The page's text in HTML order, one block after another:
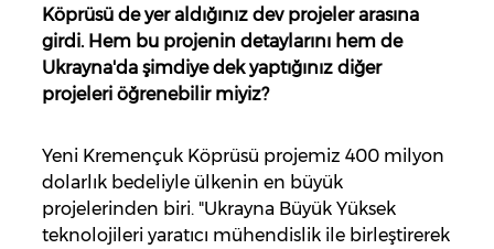
Köprüsü de yer aldığınız dev projeler arasına
girdi. Hem bu projenin detaylarını hem de
Ukrayna'da şimdiye dek yaptığınız diğer
projeleri öğrenebilir miyiz?
Yeni Kremençuk Köprüsü projemiz 400 milyon
dolarlık bedeliyle ülkenin en büyük
projelerinden biri. "Ukrayna Büyük Yüksek
teknolojileri yaratıcı mühendislik ile birleştirerek